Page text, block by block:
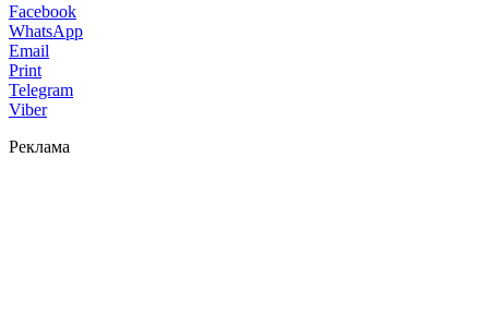
Facebook
WhatsApp
Email
Print
Telegram
Viber
Реклама